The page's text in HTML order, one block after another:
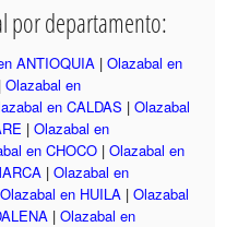
por departamento:
ANTIOQUIA | Olazabal en
| Olazabal en
en CALDAS | Olazabal
| Olazabal en
en CHOCO | Olazabal en
| Olazabal en
Olazabal en HUILA | Olazabal
| Olazabal en